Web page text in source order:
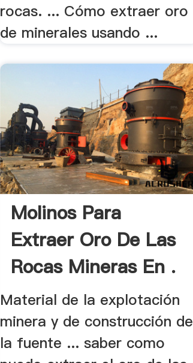
rocas. ... Cómo extraer oro
de minerales usando ...
Molinos Para
Extraer Oro De Las
Rocas Mineras En .
Material de la explotación
minera y de construcción de
la fuente ... saber como